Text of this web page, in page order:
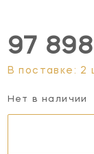
97
В поставке: 2
Нет в наличии